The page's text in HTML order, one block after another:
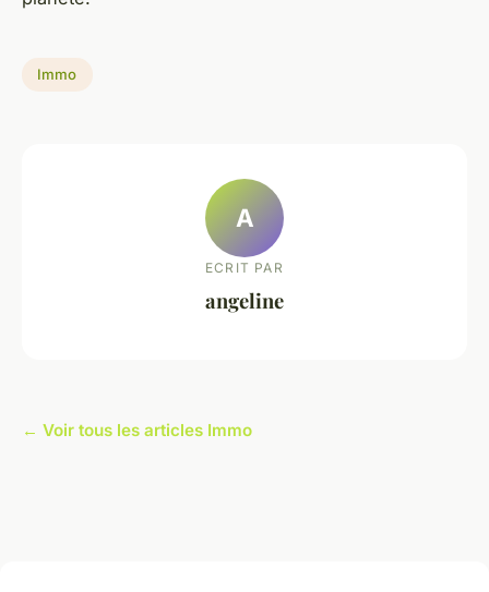
Immo
A
ECRIT PAR
angeline
← Voir tous les articles Immo